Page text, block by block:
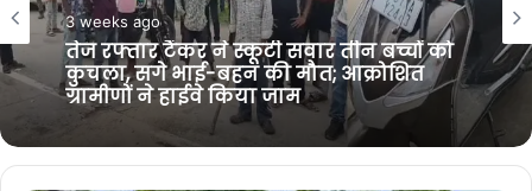
e
o
k
a
m
अपराध
3 weeks ago
September 5, 2023
Chandrayaan-3 MahaQuiz : इसरो दे रहा 1
लाख का प्राइज ,बस देने होंगे आसान सवालों के
जवाब ,यह है ऑनलाईन लिंक